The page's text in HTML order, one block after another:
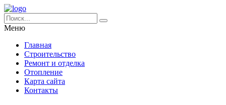
Меню
Главная
Строительство
Ремонт и отделка
Отопление
Карта сайта
Контакты